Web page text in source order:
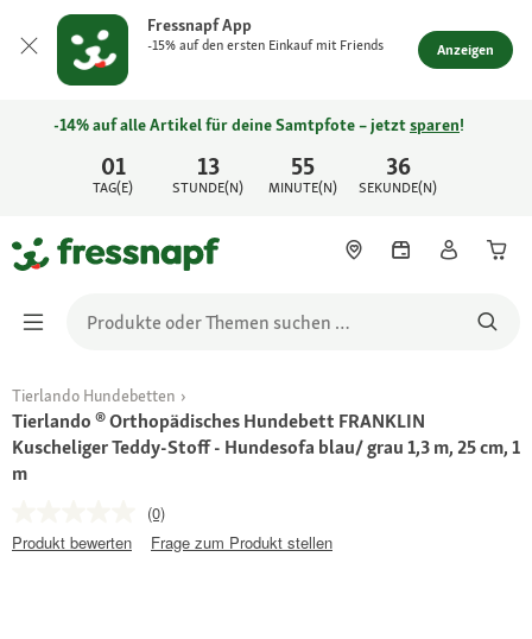
Fressnapf App
-15% auf den ersten Einkauf mit Friends Anzeigen
01
TAG(E)
13
STUNDE(N)
55
MINUTE(N)
36
SEKUNDE(N)
-14% auf alle Artikel für deine Samtpfote – jetztsparen!
Tierlando Hundebetten
Tierlando ® Orthopädisches Hundebett FRANKLIN
Kuscheliger Teddy-Stoff - Hundesofa blau/ grau 1,3 m, 25 cm, 1
m
(0)
Produkt bewerten
Frage zum Produkt stellen